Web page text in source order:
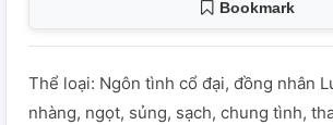
Bookmark
Thể loại: Ngôn tình cổ đại, đồng nhân
nhàng, ngọt, sủng, sạch, chung tình,